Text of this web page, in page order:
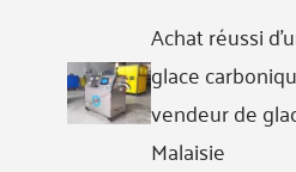
Achat réussi
glace
vendeur de
Malaisie